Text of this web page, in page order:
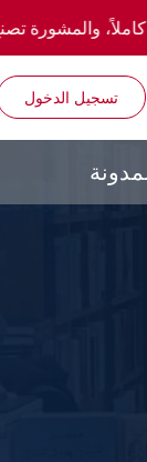
إنساناً مستعداً،
تسجيل الدخول